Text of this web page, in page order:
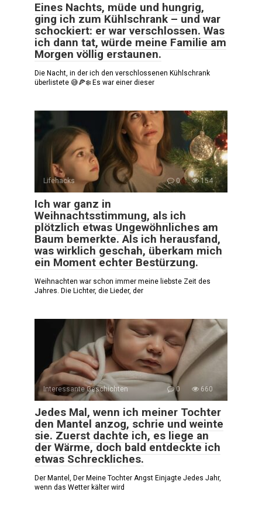
Eines Nachts, müde und hungrig,
ging ich zum Kühlschrank – und war
schockiert: er war verschlossen. Was
ich dann tat, würde meine Familie am
Morgen völlig erstaunen.
Die Nacht, in der ich den verschlossenen Kühlschrank
überlistete 😅🍕❄️ Es war einer dieser
Lifehacks 0 154
Ich war ganz in
Weihnachtsstimmung, als ich
plötzlich etwas Ungewöhnliches am
Baum bemerkte. Als ich herausfand,
was wirklich geschah, überkam mich
ein Moment echter Bestürzung.
Weihnachten war schon immer meine liebste Zeit des
Jahres. Die Lichter, die Lieder, der
Interessante Geschichten 0 660
Jedes Mal, wenn ich meiner Tochter
den Mantel anzog, schrie und weinte
sie. Zuerst dachte ich, es liege an
der Wärme, doch bald entdeckte ich
etwas Schreckliches.
Der Mantel, Der Meine Tochter Angst Einjagte Jedes Jahr,
wenn das Wetter kälter wird